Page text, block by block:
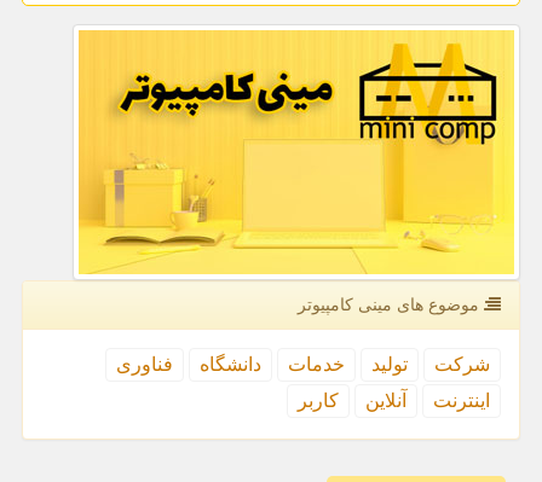
موضوع های مینی كامپیوتر
شركت تولید خدمات دانشگاه
فناوری
اینترنت
آنلاین كاربر